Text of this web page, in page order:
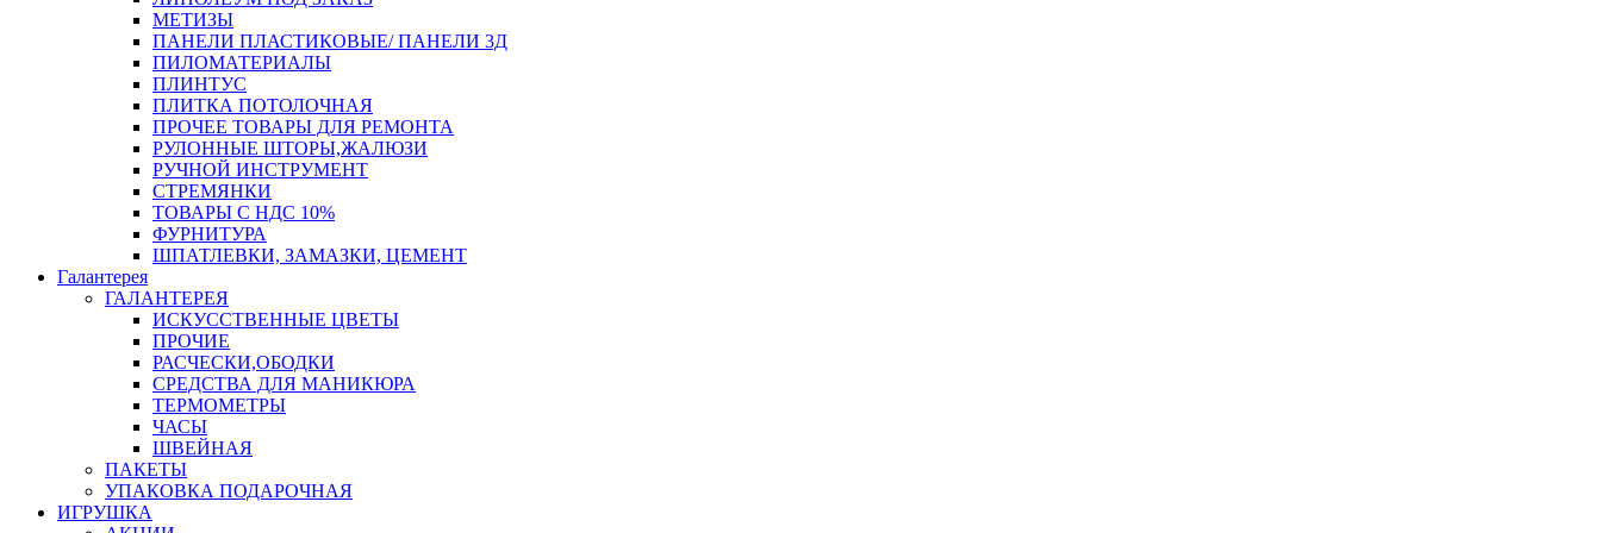
МЕТИЗЫ
ПАНЕЛИ ПЛАСТИКОВЫЕ/ ПАНЕЛИ 3Д
ПИЛОМАТЕРИАЛЫ
ПЛИНТУС
ПЛИТКА ПОТОЛОЧНАЯ
ПРОЧЕЕ ТОВАРЫ ДЛЯ РЕМОНТА
РУЛОННЫЕ ШТОРЫ,ЖАЛЮЗИ
РУЧНОЙ ИНСТРУМЕНТ
СТРЕМЯНКИ
ТОВАРЫ С НДС 10%
ФУРНИТУРА
ШПАТЛЕВКИ, ЗАМАЗКИ, ЦЕМЕНТ
Галантерея
ГАЛАНТЕРЕЯ
ИСКУССТВЕННЫЕ ЦВЕТЫ
ПРОЧИЕ
РАСЧЕСКИ,ОБОДКИ
СРЕДСТВА ДЛЯ МАНИКЮРА
ТЕРМОМЕТРЫ
ЧАСЫ
ШВЕЙНАЯ
ПАКЕТЫ
УПАКОВКА ПОДАРОЧНАЯ
ИГРУШКА